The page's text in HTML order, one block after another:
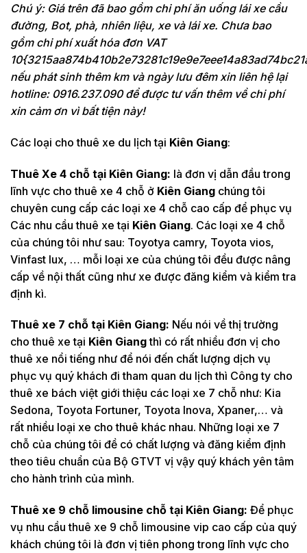
Chú ý: Giá trên đã bao gồm chi phí ăn uống lái xe cầu
đường, Bot, phà, nhiên liệu, xe và lái xe. Chưa bao
gồm chi phí xuất hóa đơn VAT
nếu phát sinh thêm km và ngày lưu đêm xin liên hệ lại
hotline: 0916.237.090 để được tư vấn thêm về chi phí
xin cảm ơn vì bất tiện này!
Các loại cho thuê xe du lịch tại Kiên Giang:
Thuê Xe 4 chỗ tại Kiên Giang: là đơn vị dẫn đầu trong
lĩnh vực cho thuê xe 4 chỗ ở Kiên Giang chúng tôi
chuyên cung cấp các loại xe 4 chỗ cao cấp để phục vụ
Các nhu cầu thuê xe tại Kiên Giang. Các loại xe 4 chỗ
của chúng tôi như sau: Toyotya camry, Toyota vios,
Vinfast lux, … mỗi loại xe của chúng tôi đều được nâng
cấp về nội thất cũng như xe được đăng kiểm và kiểm tra
định kì.
Thuê xe 7 chỗ tại Kiên Giang: Nếu nói về thị trường
cho thuê xe tại Kiên Giangthì có rất nhiều đơn vị cho
thuê xe nổi tiếng như để nói đến chất lượng dịch vụ
phục vụ quý khách đi tham quan du lịch thì Công ty cho
thuê xe bách việt giới thiệu các loại xe 7 chỗ như: Kia
Sedona, Toyota Fortuner, Toyota Inova, Xpaner,… và
rất nhiều loại xe cho thuê khác nhau. Những loại xe 7
chỗ của chúng tôi đề có chất lượng và đăng kiểm định
theo tiêu chuẩn của Bộ GTVT vị vậy quý khách yên tâm
cho hành trình của mình.
Thuê xe 9 chỗ limousine chỗ tại Kiên Giang: Để phục
vụ nhu cầu thuê xe 9 chỗ limousine vip cao cấp của quý
khách chúng tôi là đơn vị tiên phong trong lĩnh vực cho